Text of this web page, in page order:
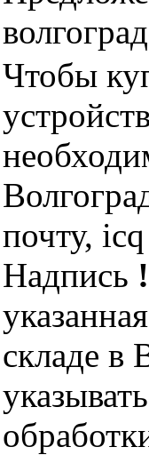
Чтобы
почту,
Надпись
складе в